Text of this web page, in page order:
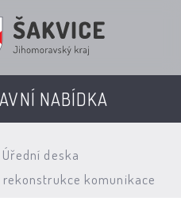
NABÍDKA
Úřední deska
komunikace